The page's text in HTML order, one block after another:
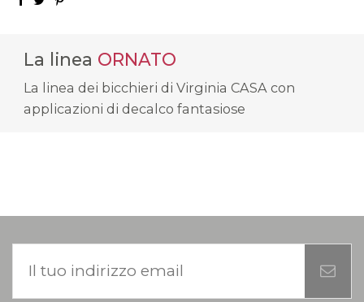
La linea ORNATO
La linea dei bicchieri di Virginia CASA con
applicazioni di decalco fantasiose